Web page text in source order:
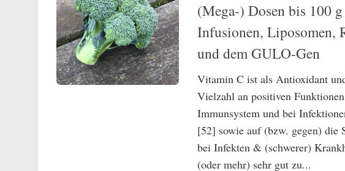
(Mega-) Dosen bis 100
Infusionen, Liposomen,
und dem GULO-Gen
Vitamin C ist als Antioxidant
Vielzahl an positiven
Immunsystem und bei
[52] sowie auf (bzw. gegen) die
bei Infekten & (schwerer)
(oder mehr) sehr gut zu...